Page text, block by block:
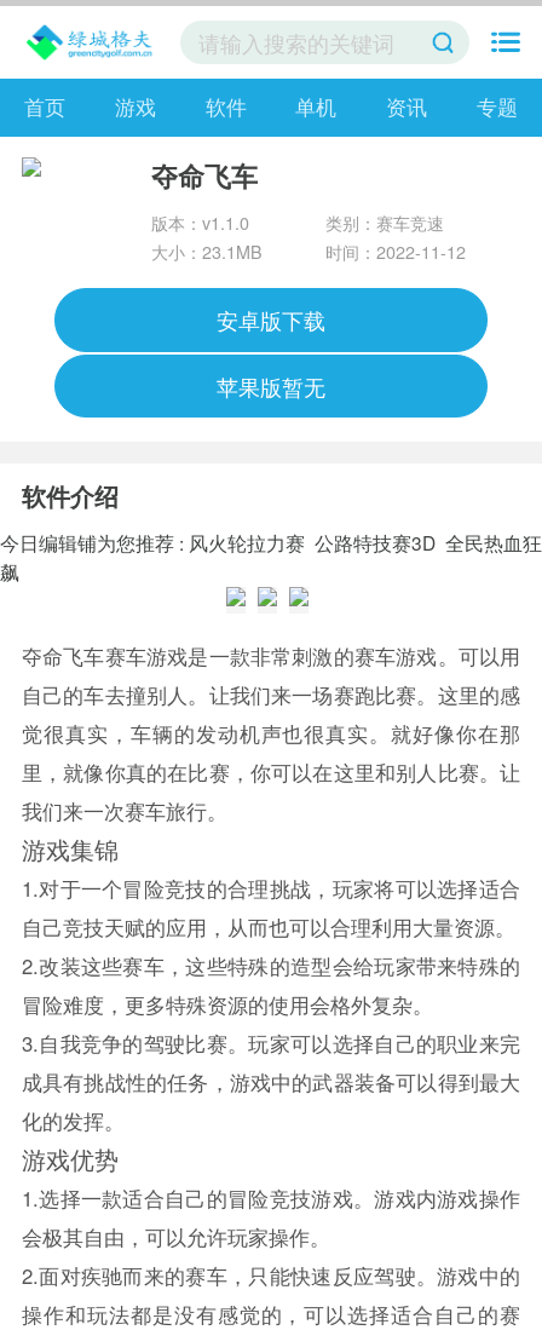
首页 游戏 软件 单机 资讯 专题
夺命飞车
版本：v1.1.0
类别：赛车竞速
大小：23.1MB
时间：2022-11-12
安卓版下载
苹果版暂无
软件介绍
今日编辑铺为您推荐 : 风火轮拉力赛 公路特技赛3D 全民热血狂
飙
夺命飞车赛车游戏是一款非常刺激的赛车游戏。可以用
自己的车去撞别人。让我们来一场赛跑比赛。这里的感
觉很真实，车辆的发动机声也很真实。就好像你在那
里，就像你真的在比赛，你可以在这里和别人比赛。让
我们来一次赛车旅行。
游戏集锦
1.对于一个冒险竞技的合理挑战，玩家将可以选择适合
自己竞技天赋的应用，从而也可以合理利用大量资源。
2.改装这些赛车，这些特殊的造型会给玩家带来特殊的
冒险难度，更多特殊资源的使用会格外复杂。
3.自我竞争的驾驶比赛。玩家可以选择自己的职业来完
成具有挑战性的任务，游戏中的武器装备可以得到最大
化的发挥。
游戏优势
1.选择一款适合自己的冒险竞技游戏。游戏内游戏操作
会极其自由，可以允许玩家操作。
2.面对疾驰而来的赛车，只能快速反应驾驶。游戏中的
操作和玩法都是没有感觉的，可以选择适合自己的赛